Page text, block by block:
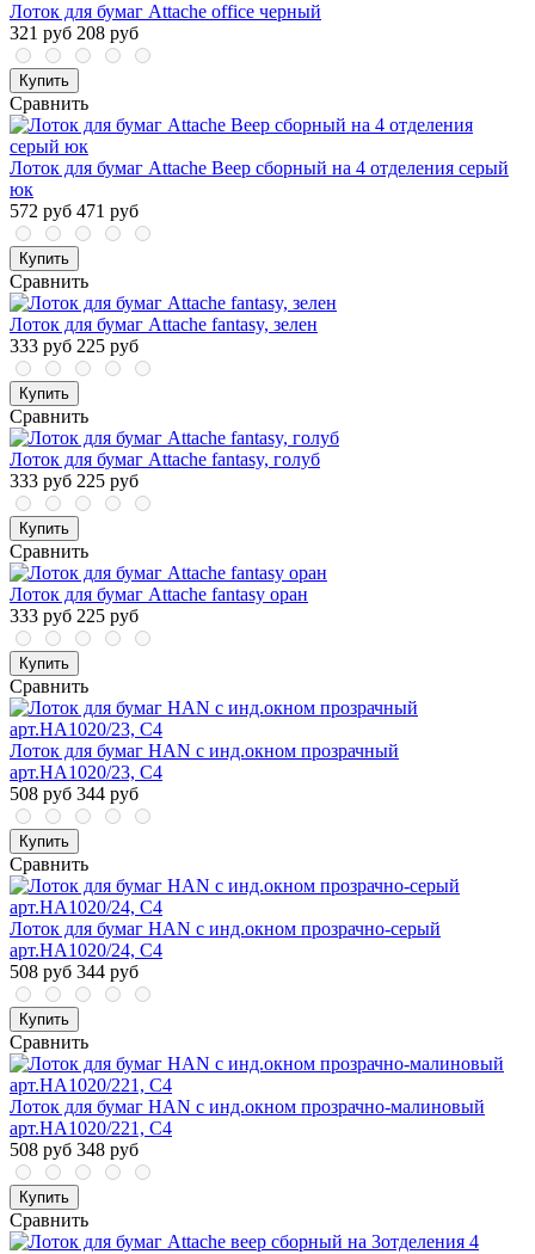
Лоток для бумаг Attache office черный
321 руб 208 руб
Купить
Сравнить
Лоток для бумаг Attache Веер сборный на 4 отделения серый
юк
572 руб 471 руб
Купить
Сравнить
Лоток для бумаг Attache fantasy, зелен
333 руб 225 руб
Купить
Сравнить
Лоток для бумаг Attache fantasy, голуб
333 руб 225 руб
Купить
Сравнить
Лоток для бумаг Attache fantasy оран
333 руб 225 руб
Купить
Сравнить
Лоток для бумаг HAN с инд.окном прозрачный
арт.HA1020/23, C4
508 руб 344 руб
Купить
Сравнить
Лоток для бумаг HAN с инд.окном прозрачно-серый
арт.HA1020/24, С4
508 руб 344 руб
Купить
Сравнить
Лоток для бумаг HAN с инд.окном прозрачно-малиновый
арт.HA1020/221, С4
508 руб 348 руб
Купить
Сравнить